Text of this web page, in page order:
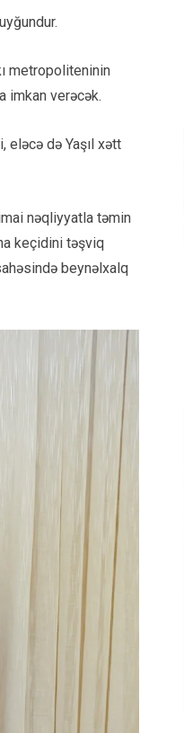
metropoliteninin
imkan verəcək.
eləcə də Yaşıl xətt
nəqliyyatla təmin
keçidini təşviq
beynəlxalq